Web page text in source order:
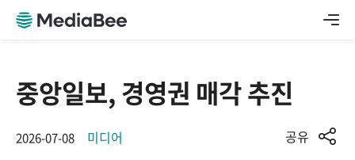
중앙일보, 경영권 매각 추진
2026-07-08 미디어 공유